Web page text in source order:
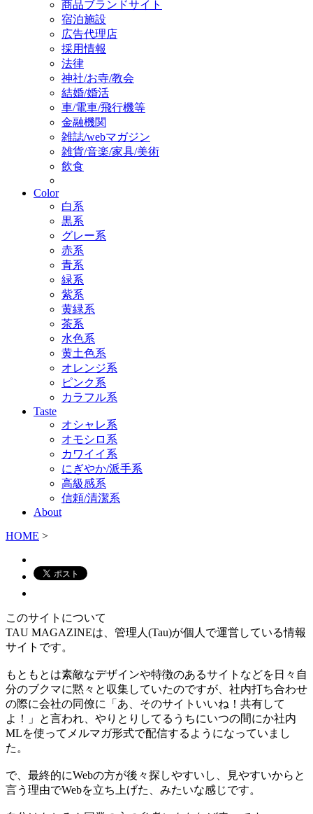
商品ブランドサイト
宿泊施設
広告代理店
採用情報
法律
神社/お寺/教会
結婚/婚活
車/電車/飛行機等
金融機関
雑誌/webマガジン
雑貨/音楽/家具/美術
飲食
Color
白系
黒系
グレー系
赤系
青系
緑系
紫系
黄緑系
茶系
水色系
黄土色系
オレンジ系
ピンク系
カラフル系
Taste
オシャレ系
オモシロ系
カワイイ系
にぎやか/派手系
高級感系
信頼/清潔系
About
HOME >
このサイトについて
TAU MAGAZINEは、管理人(Tau)が個人で運営している情報
サイトです。
もともとは素敵なデザインや特徴のあるサイトなどを日々自
分のブクマに黙々と収集していたのですが、社内打ち合わせ
の際に会社の同僚に「あ、そのサイトいいね！共有して
よ！」と言われ、やりとりしてるうちにいつの間にか社内
MLを使ってメルマガ形式で配信するようになっていまし
た。
で、最終的にWebの方が後々探しやすいし、見やすいからと
言う理由でWebを立ち上げた、みたいな感じです。